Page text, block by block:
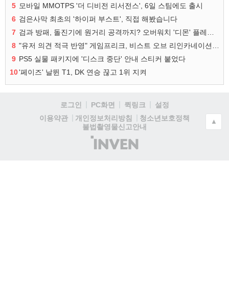
5 모바일 MMOTPS '더 디비전 리서전스', 6일 스팀에도 출시
6 검은사막 최초의 '하이퍼 부스트', 직접 해봤습니다
7
8
9 PS5 실물 패키지에 '디스크 중단' 안내 스티커 붙었다
10'페이즈' 날뛴 T1, DK 연승 끊고 1위 지켜
로그인 PC화면 퀵링크
설정
이용약관
개인정보처리방침
청소년보호정책
불법촬영물신고안내
(주)
인
▲